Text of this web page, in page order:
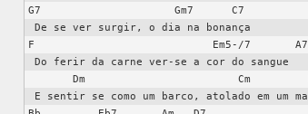
G7                     Gm7      C7
De se ver surgir, o dia na bonança
F                            Em5-/7       A7
Do ferir da carne ver-se a cor do sangue
       Dm                        Cm         F7